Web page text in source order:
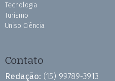
Tecnologia
Turismo
Uniso Ciência
Contato
Redação: (15) 99789-3913